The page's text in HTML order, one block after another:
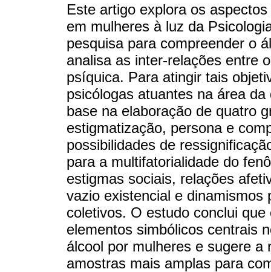
Este artigo explora os
em mulheres à luz da
pesquisa para compreender o
analisa as inter-relações entre
psíquica. Para atingir tais
psicólogas atuantes na área
base na elaboração de quatro
estigmatização, persona e
possibilidades de
para a multifatorialidade do
estigmas sociais, relações
vazio existencial e
coletivos. O estudo conclui
elementos simbólicos centrais
álcool por mulheres e sugere
amostras mais amplas para